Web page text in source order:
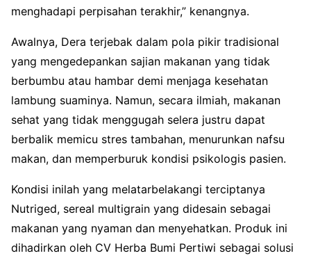
menghadapi perpisahan terakhir,” kenangnya.
Awalnya, Dera terjebak dalam pola pikir tradisional
yang mengedepankan sajian makanan yang tidak
berbumbu atau hambar demi menjaga kesehatan
lambung suaminya. Namun, secara ilmiah, makanan
sehat yang tidak menggugah selera justru dapat
berbalik memicu stres tambahan, menurunkan nafsu
makan, dan memperburuk kondisi psikologis pasien.
Kondisi inilah yang melatarbelakangi terciptanya
Nutriged, sereal multigrain yang didesain sebagai
makanan yang nyaman dan menyehatkan. Produk ini
dihadirkan oleh CV Herba Bumi Pertiwi sebagai solusi